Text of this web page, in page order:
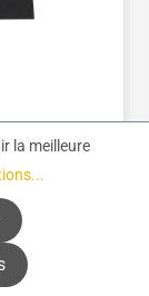
la meilleure